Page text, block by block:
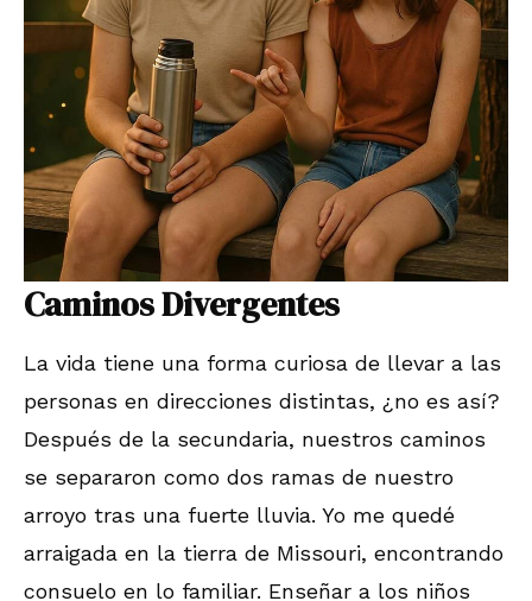
Caminos Divergentes
La vida tiene una forma curiosa de llevar a las
personas en direcciones distintas, ¿no es así?
Después de la secundaria, nuestros caminos
se separaron como dos ramas de nuestro
arroyo tras una fuerte lluvia. Yo me quedé
arraigada en la tierra de Missouri, encontrando
consuelo en lo familiar. Enseñar a los niños